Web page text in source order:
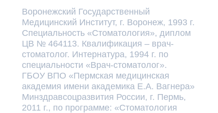
Воронежский Государственный
Медицинский Институт, г. Воронеж, 1993 г.
Специальность «Стоматология», диплом
ЦВ № 464113. Квалификация – врач-
стоматолог. Интернатура, 1994 г. по
специальности «Врач-стоматолог».
ГБОУ ВПО «Пермская медицинская
академия имени академика Е.А. Вагнера»
Минздравсоцразвития России, г. Пермь,
2011 г., по программе: «Стоматология